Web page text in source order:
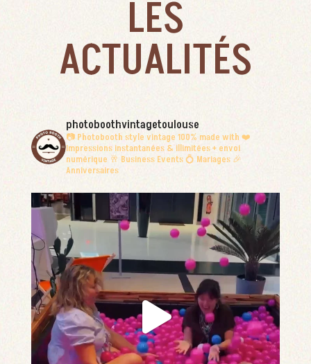
LES
ACTUALITÉS
photoboothvintagetoulouse
📷 Photobooth style vintage 100% made with ❤️
Impressions instantanées & illimitées + envoi
numérique 🥂 Business Events💍 Mariages 🎉
Anniversaires